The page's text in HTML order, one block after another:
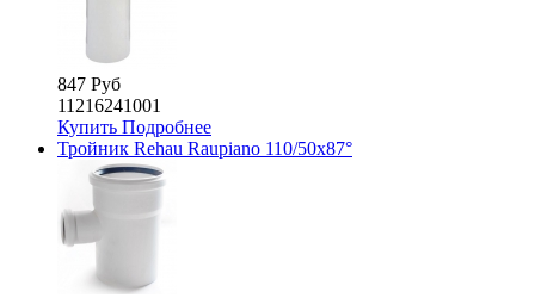
847 Руб
11216241001
Купить Подробнее
Тройник Rehau Raupiano 110/50х87°